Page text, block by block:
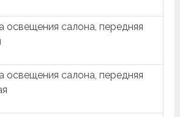
освещения салона, передняя
освещения салона, передняя